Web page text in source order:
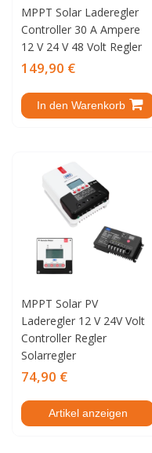
MPPT Solar Laderegler
Controller 30 A Ampere
12 V 24 V 48 Volt Regler
149,90 €
In den Warenkorb
MPPT Solar PV
Laderegler 12 V 24V Volt
Controller Regler
Solarregler
74,90 €
Artikel anzeigen